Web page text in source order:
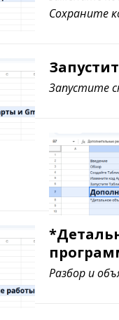
Сохраните
Запустите
Разбор и